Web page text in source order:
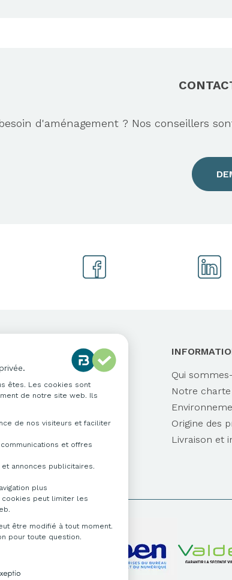
d'aménagement ? Nos conseillers
Chardonnet
Qui
Notre charte
Origine des
Livraison et